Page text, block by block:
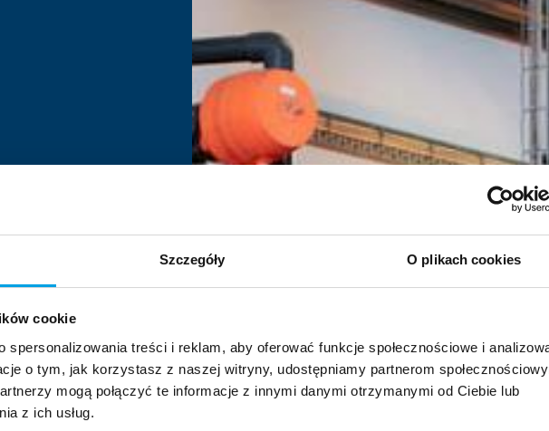
Szczegóły O plikach cookies
cookie
spersonalizowania treści i reklam, aby oferować funkcje społecznościowe i
o tym, jak korzystasz z naszej witryny, udostępniamy partnerom
mogą połączyć te informacje z innymi danymi otrzymanymi od Ciebie lub
z ich usług.